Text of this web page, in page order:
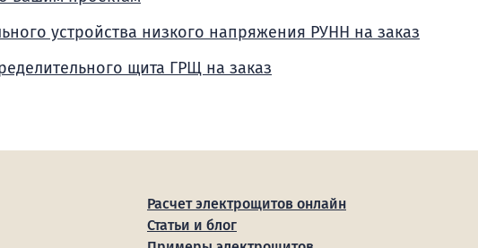
устройства низкого напряжения РУНН на заказ
щита ГРЩ на заказ
Расчет электрощитов онлайн
Статьи и блог